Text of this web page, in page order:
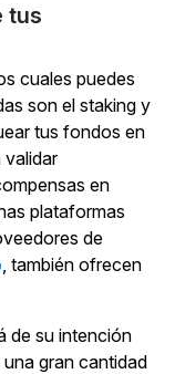
tus
cuales puedes
son el staking y
tus fondos en
validar
en
plataformas
de
, también ofrecen
de su intención
gran cantidad